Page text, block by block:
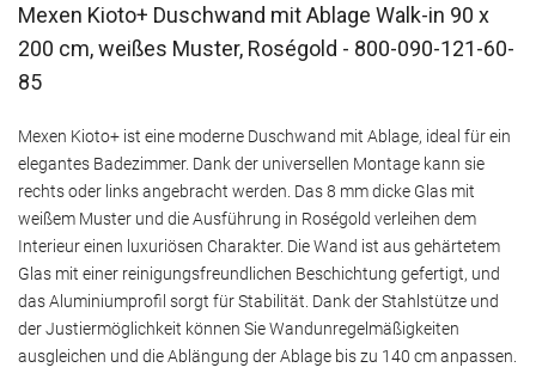
Mexen Kioto+ Duschwand mit Ablage Walk-in 90 x
200 cm, weißes Muster, Roségold - 800-090-121-60-
85
Mexen Kioto+ ist eine moderne Duschwand mit Ablage, ideal für ein
elegantes Badezimmer. Dank der universellen Montage kann sie
rechts oder links angebracht werden. Das 8 mm dicke Glas mit
weißem Muster und die Ausführung in Roségold verleihen dem
Interieur einen luxuriösen Charakter. Die Wand ist aus gehärtetem
Glas mit einer reinigungsfreundlichen Beschichtung gefertigt, und
das Aluminiumprofil sorgt für Stabilität. Dank der Stahlstütze und
der Justiermöglichkeit können Sie Wandunregelmäßigkeiten
ausgleichen und die Ablängung der Ablage bis zu 140 cm anpassen.